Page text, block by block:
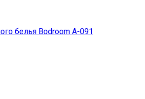
белья Bodroom A-091